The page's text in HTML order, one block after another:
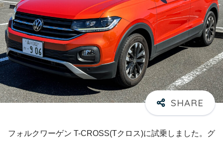
フォルクワーゲン T-CROSS(Tクロス)に試乗しました。グ